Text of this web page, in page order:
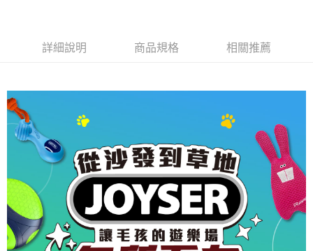
２．關於個人資料處理事宜，請瀏覽以下網址：
https://aftee.tw/terms/#terms3
３．未成年的使用者請事先徵得法定代理人或監護人之同意方可使用
「AFTEE先享後付」，若未經同意申辦者引起之損失，本公司不負相關責
４．使用「AFTEE先享後付」時，將依據個別帳號之用戶狀況，依本公司即
時審查核予不同之上限額度；若仍有額度不足之情形，本公司將視審查結果
請求用戶進行身份認證。
５．嚴禁一人註冊多個帳號或使用他人資訊註冊。若發現惡意使用之情形，
恩沛科技股份有限公司將有權停止該用戶之使用額度並採取法律行動。
一般宅配
大型貨運
每筆NT$300
宅配-離島
每筆NT$180
詳細說明 商品規格 相關推薦